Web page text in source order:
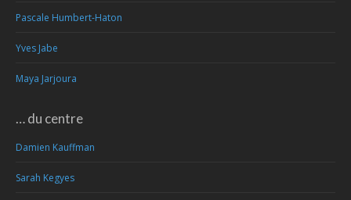
Pascale Humbert-Haton
Yves Jabe
Maya Jarjoura
… du centre
Damien Kauffman
Sarah Kegyes